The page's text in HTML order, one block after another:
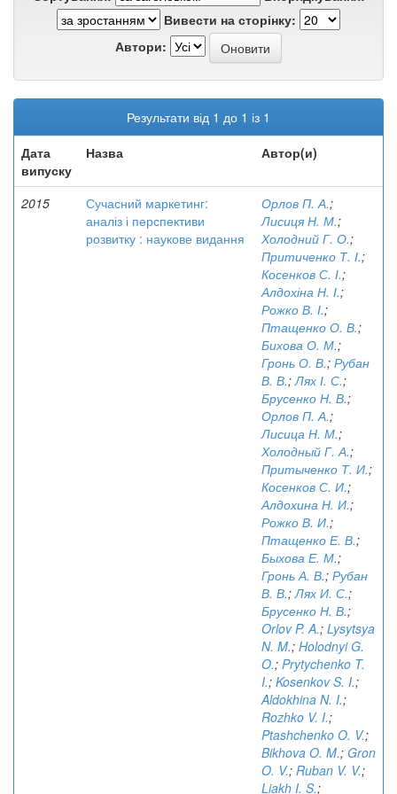
Вивести на сторінку:
Автори:
Результати від 1 до 1 із 1
Дата
випуску
Назва Автор(и)
2015
Сучасний маркетинг:
аналіз і перспективи
розвитку : наукове видання
Орлов П. А.;
Лисиця Н. М.;
Холодний Г. О.;
Притиченко Т. І.;
Косенков С. І.;
Алдохіна Н. І.;
Рожко В. І.;
Птащенко О. В.;
Бихова О. М.;
Гронь О. В.; Рубан
В. В.;Лях І. С.;
Брусенко Н. В.;
Орлов П. А.;
Лисица Н. М.;
Холодный Г. А.;
Притыченко Т. И.;
Косенков С. И.;
Алдохина Н. И.;
Рожко В. И.;
Птащенко Е. В.;
Быхова Е. М.;
Гронь А. В.; Рубан
В. В.;Лях И. С.;
Брусенко Н. В.;
Orlov P. A.; Lysytsya
N. M.; Holodnyi G.
O.; Prytychenko T.
I.; Kosenkov S. I.;
Aldokhina N. I.;
Rozhko V. I.;
Ptashchenko O. V.;
Bikhova O. M.; Gron
O. V.; Ruban V. V.;
Liakh I. S.;